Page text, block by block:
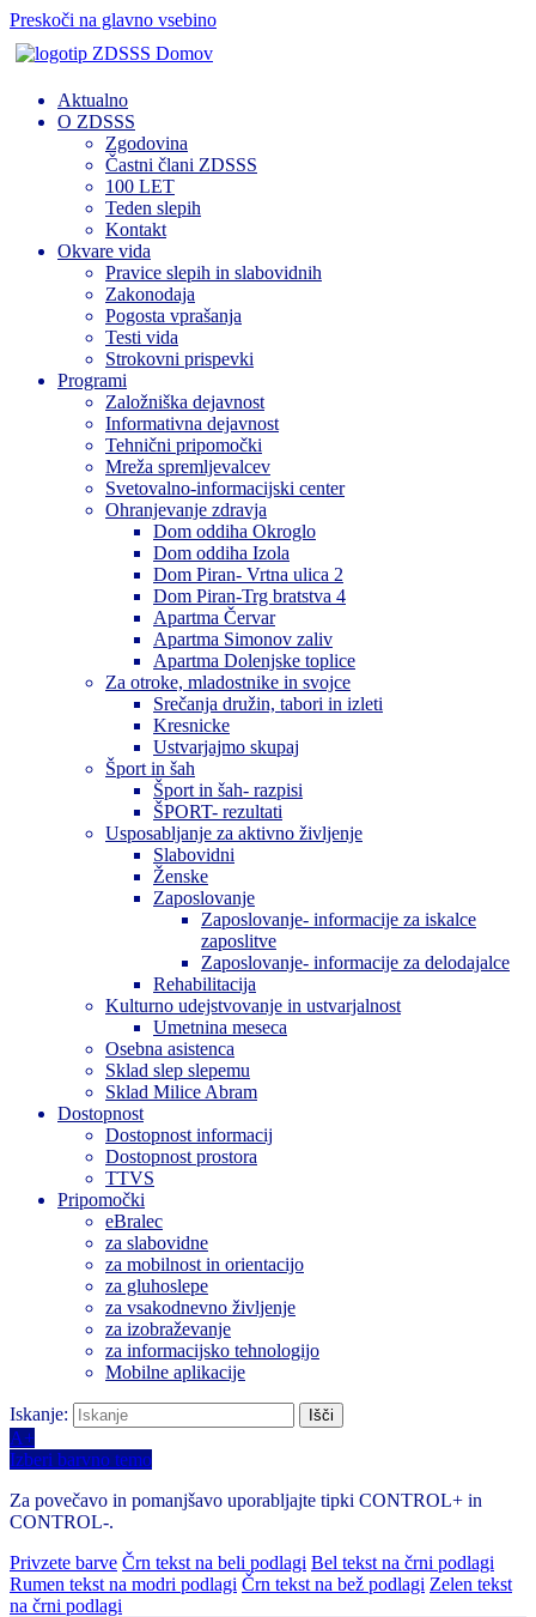
Preskoči na glavno vsebino
Domov
Aktualno
O ZDSSS
Zgodovina
Častni člani ZDSSS
100 LET
Teden slepih
Kontakt
Okvare vida
Pravice slepih in slabovidnih
Zakonodaja
Pogosta vprašanja
Testi vida
Strokovni prispevki
Programi
Založniška dejavnost
Informativna dejavnost
Tehnični pripomočki
Mreža spremljevalcev
Svetovalno-informacijski center
Ohranjevanje zdravja
Dom oddiha Okroglo
Dom oddiha Izola
Dom Piran- Vrtna ulica 2
Dom Piran-Trg bratstva 4
Apartma Červar
Apartma Simonov zaliv
Apartma Dolenjske toplice
Za otroke, mladostnike in svojce
Srečanja družin, tabori in izleti
Kresnicke
Ustvarjajmo skupaj
Šport in šah
Šport in šah- razpisi
ŠPORT- rezultati
Usposabljanje za aktivno življenje
Slabovidni
Ženske
Zaposlovanje
Zaposlovanje- informacije za iskalce
zaposlitve
Zaposlovanje- informacije za delodajalce
Rehabilitacija
Kulturno udejstvovanje in ustvarjalnost
Umetnina meseca
Osebna asistenca
Sklad slep slepemu
Sklad Milice Abram
Dostopnost
Dostopnost informacij
Dostopnost prostora
TTVS
Pripomočki
eBralec
za slabovidne
za mobilnost in orientacijo
za gluhoslepe
za vsakodnevno življenje
za izobraževanje
za informacijsko tehnologijo
Mobilne aplikacije
Iskanje:
A+
Izberi barvno temo
Za povečavo in pomanjšavo uporabljajte tipki CONTROL+ in
CONTROL-.
Privzete barve Črn tekst na beli podlagi Bel tekst na črni podlagi
Rumen tekst na modri podlagi Črn tekst na bež podlagi Zelen tekst
na črni podlagi